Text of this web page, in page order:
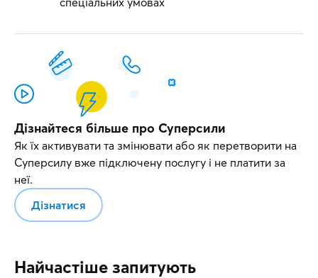
Дізнайтеся більше про Суперсили
Як їх активувати та змінювати або як перетворити на
Суперсилу вже підключену послугу і не платити за
неї.
Дізнатися
Найчастіше запитують